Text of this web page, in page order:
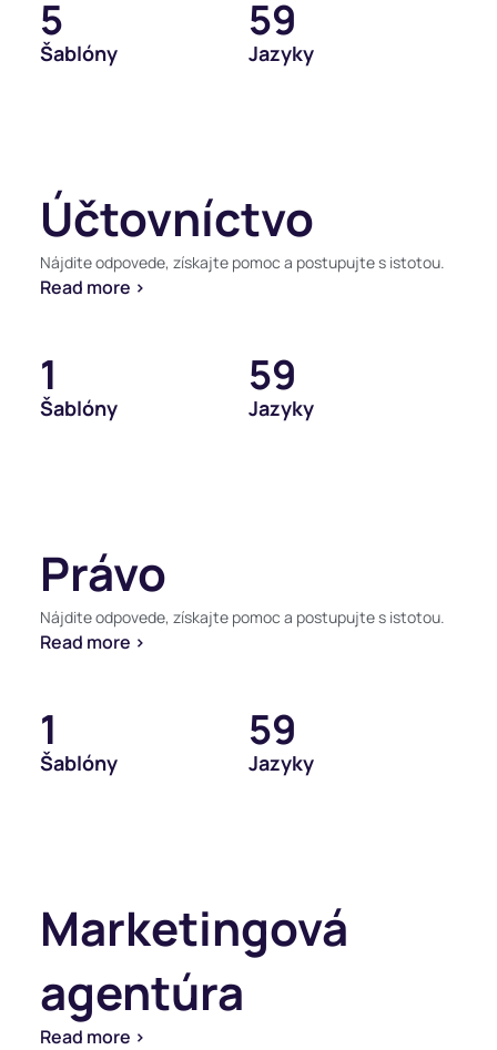
5
Šablóny
59
Jazyky
Účtovníctvo
Nájdite odpovede, získajte pomoc a postupujte s istotou.
Read more >
1
Šablóny
59
Jazyky
Právo
Nájdite odpovede, získajte pomoc a postupujte s istotou.
Read more >
1
Šablóny
59
Jazyky
Marketingová
agentúra
Read more >